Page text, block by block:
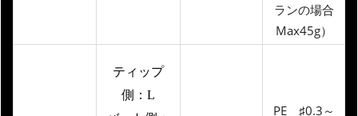
ランの場合
Max45g）
ティップ
側：L
PE ♯0.3～